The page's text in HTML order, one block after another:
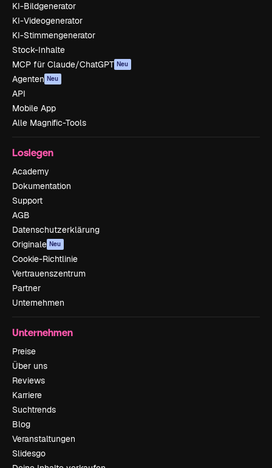
KI-Bildgenerator
KI-Videogenerator
KI-Stimmengenerator
Stock-Inhalte
MCP für Claude/ChatGPT Neu
Agenten Neu
API
Mobile App
Alle Magnific-Tools
Loslegen
Academy
Dokumentation
Support
AGB
Datenschutzerklärung
Originale Neu
Cookie-Richtlinie
Vertrauenszentrum
Partner
Unternehmen
Unternehmen
Preise
Über uns
Reviews
Karriere
Suchtrends
Blog
Veranstaltungen
Slidesgo